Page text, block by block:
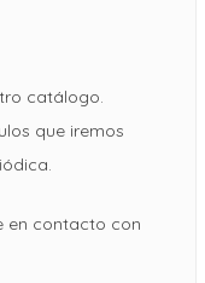
catálogo.
que iremos
en contacto con